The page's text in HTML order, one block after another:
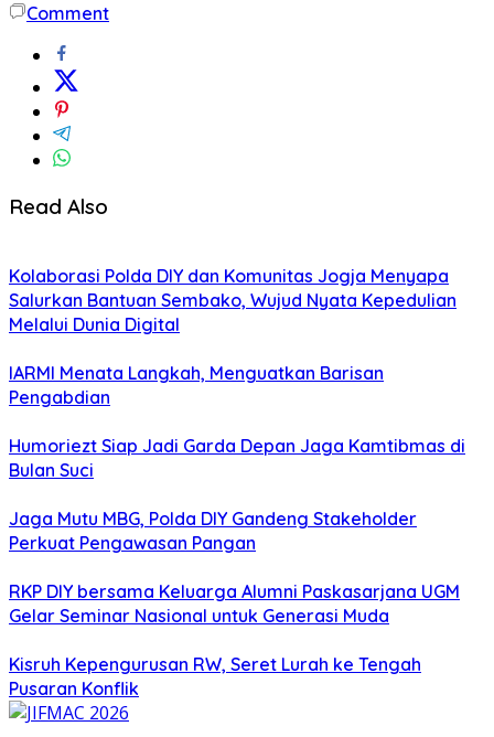
Comment
Read Also
Kolaborasi Polda DIY dan Komunitas Jogja Menyapa
Salurkan Bantuan Sembako, Wujud Nyata Kepedulian
Melalui Dunia Digital
IARMI Menata Langkah, Menguatkan Barisan
Pengabdian
Humoriezt Siap Jadi Garda Depan Jaga Kamtibmas di
Bulan Suci
Jaga Mutu MBG, Polda DIY Gandeng Stakeholder
Perkuat Pengawasan Pangan
RKP DIY bersama Keluarga Alumni Paskasarjana UGM
Gelar Seminar Nasional untuk Generasi Muda
Kisruh Kepengurusan RW, Seret Lurah ke Tengah
Pusaran Konflik